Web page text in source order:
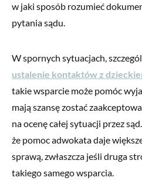
w jaki sposób rozumieć
pytania sądu.
W spornych sytuacjach,
ustalenie kontaktów z
takie wsparcie może pomóc
mają szansę zostać
na ocenę całej sytuacji przez
że pomoc adwokata daje
sprawą, zwłaszcza jeśli druga
takiego samego wsparcia.